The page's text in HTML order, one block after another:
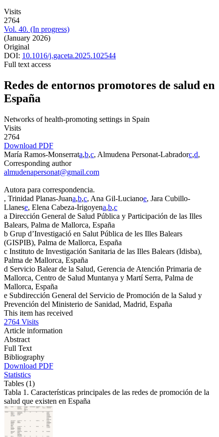
Visits
2764
Vol. 40. (In progress)
(January 2026)
Original
DOI: 10.1016/j.gaceta.2025.102544
Full text access
Redes de entornos promotores de salud en
España
Networks of health-promoting settings in Spain
Visits
2764
Download PDF
María Ramos-Monserrata,b,c, Almudena Personat-Labradorc,d,
Corresponding author
almudenapersonat@gmail.com
Autora para correspondencia.
, Trinidad Planas-Juana,b,c, Ana Gil-Lucianoe, Jara Cubillo-
Llanese, Elena Cabeza-Irigoyena,b,c
a Dirección General de Salud Pública y Participación de las Illes
Balears, Palma de Mallorca, España
b Grup d’Investigació en Salut Pública de les Illes Balears
(GISPIB), Palma de Mallorca, España
c Instituto de Investigación Sanitaria de las Illes Balears (Idisba),
Palma de Mallorca, España
d Servicio Balear de la Salud, Gerencia de Atención Primaria de
Mallorca, Centro de Salud Muntanya y Martí Serra, Palma de
Mallorca, España
e Subdirección General del Servicio de Promoción de la Salud y
Prevención del Ministerio de Sanidad, Madrid, España
This item has received
2764 Visits
Article information
Abstract
Full Text
Bibliography
Download PDF
Statistics
Tables (1)
Tabla 1. Características principales de las redes de promoción de la
salud que existen en España